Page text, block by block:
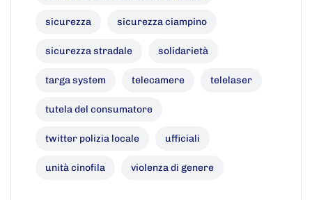
sicurezza sicurezza ciampino
sicurezza stradale solidarietà
targa system telecamere telelaser
tutela del consumatore
twitter polizia locale ufficiali
unità cinofila violenza di genere